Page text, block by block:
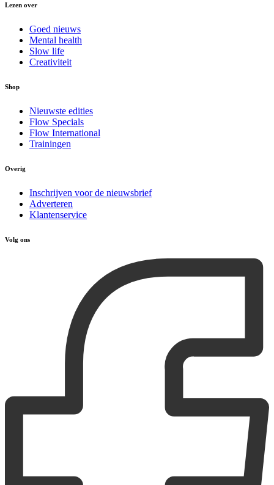
Lezen over
Goed nieuws
Mental health
Slow life
Creativiteit
Shop
Nieuwste edities
Flow Specials
Flow International
Trainingen
Overig
Inschrijven voor de nieuwsbrief
Adverteren
Klantenservice
Volg ons